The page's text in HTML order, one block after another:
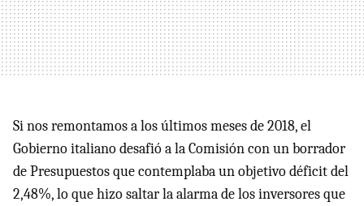
Si nos remontamos a los últimos meses de 2018, el
Gobierno italiano desafió a la Comisión con un borrador
de Presupuestos que contemplaba un objetivo déficit del
2,48%, lo que hizo saltar la alarma de los inversores que